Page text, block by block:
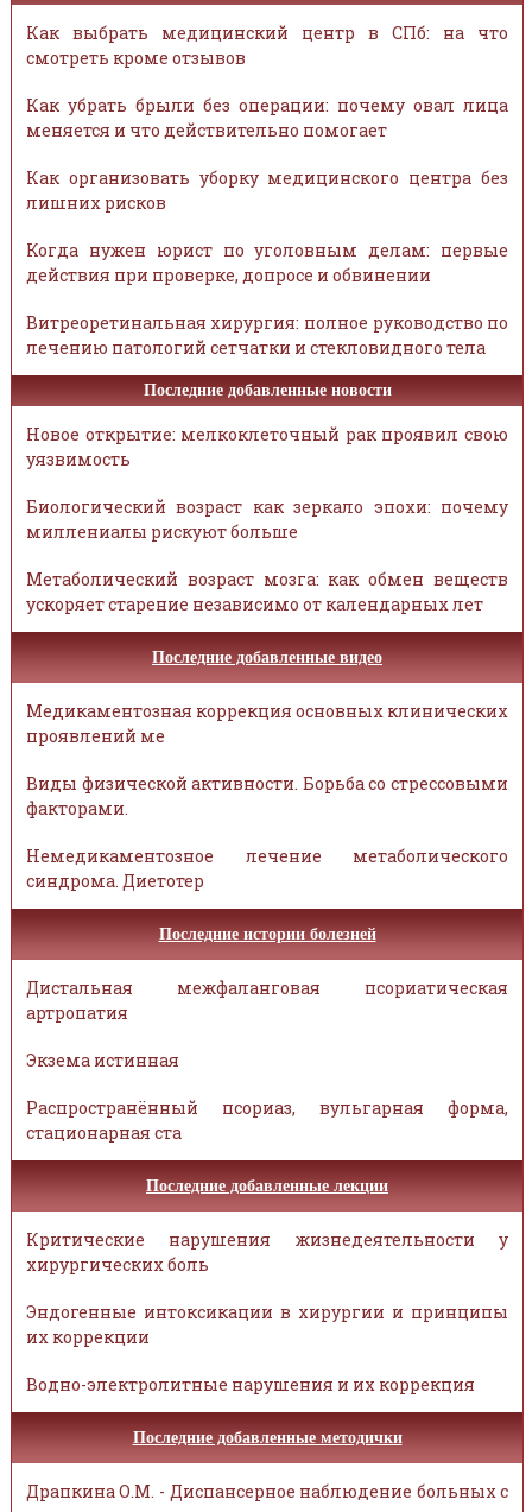
Как выбрать медицинский центр в СПб: на что
смотреть кроме отзывов
Как убрать брыли без операции: почему овал лица
меняется и что действительно помогает
Как организовать уборку медицинского центра без
лишних рисков
Когда нужен юрист по уголовным делам: первые
действия при проверке, допросе и обвинении
Витреоретинальная хирургия: полное руководство по
лечению патологий сетчатки и стекловидного тела
Последние добавленные новости
Новое открытие: мелкоклеточный рак проявил свою
уязвимость
Биологический возраст как зеркало эпохи: почему
миллениалы рискуют больше
Метаболический возраст мозга: как обмен веществ
ускоряет старение независимо от календарных лет
Последние добавленные видео
Медикаментозная коррекция основных клинических
проявлений ме
Виды физической активности. Борьба со стрессовыми
факторами.
Немедикаментозное лечение метаболического
синдрома. Диетотер
Последние истории болезней
Дистальная межфаланговая псориатическая
артропатия
Экзема истинная
Распространённый псориаз, вульгарная форма,
стационарная ста
Последние добавленные лекции
Критические нарушения жизнедеятельности у
хирургических боль
Эндогенные интоксикации в хирургии и принципы
их коррекции
Водно-электролитные нарушения и их коррекция
Последние добавленные методички
Драпкина О.М. - Диспансерное наблюдение больных с